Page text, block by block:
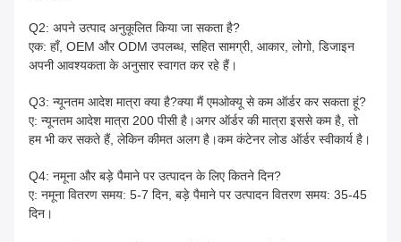
Q2: अपने उत्पाद अनुकूलित किया जा सकता है?
एक: हाँ, OEM और ODM उपलब्ध, सहित सामग्री, आकार, लोगो, डिजाइन
अपनी आवश्यकता के अनुसार स्वागत कर रहे हैं।
Q3: न्यूनतम आदेश मात्रा क्या है?क्या मैं एमओक्यू से कम ऑर्डर कर सकता हूं?
ए: न्यूनतम आदेश मात्रा 200 पीसी है।अगर ऑर्डर की मात्रा इससे कम है, तो
हम भी कर सकते हैं, लेकिन कीमत अलग है।कम कंटेनर लोड ऑर्डर स्वीकार्य है।
Q4: नमूना और बड़े पैमाने पर उत्पादन के लिए कितने दिन?
ए: नमूना वितरण समय: 5-7 दिन, बड़े पैमाने पर उत्पादन वितरण समय: 35-45
दिन।